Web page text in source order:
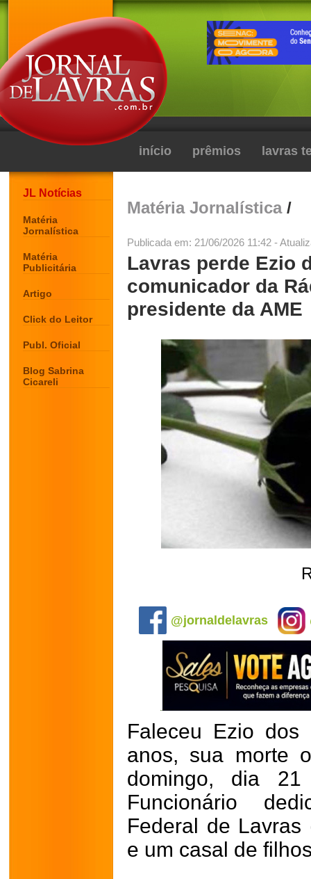
início prêmios lavras
JL Notícias
Matéria
Jornalística
Matéria
Publicitária
Artigo
Click do Leitor
Publ. Oficial
Blog Sabrina
Cicareli
Matéria Jornalística/
Publicada em: 21/06/2026 11:42 -
Lavras perde Ezio
comunicador da
presidente da AME
@jornaldelavras
Faleceu Ezio dos
anos, sua morte
domingo, dia
Funcionário
Federal de
e um casal de